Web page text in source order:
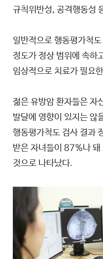
규칙위반성, 공격행동성
일반적으로 행동평가척
정도가 정상 범위에 속하
임상적으로 치료가 필요
젊은 유방암 환자들은 자
발달에 영향이 있지는 않
행동평가척도 검사 결과
받은 자녀들이 87%나 돼
것으로 나타났다.